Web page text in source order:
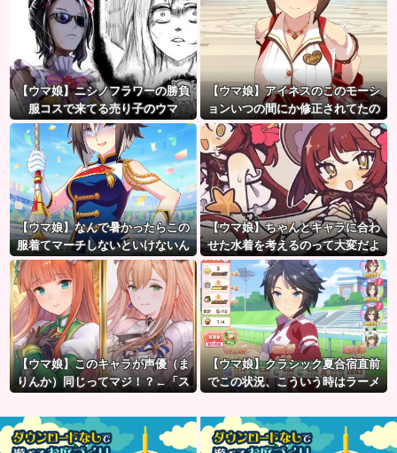
【ウマ娘】ニシノフラワーの勝負
服コスで来てる売り子のウマ
娘！？
【ウマ娘】アイネスのこのモーシ
ョンいつの間にか修正されてたの
か
【ウマ娘】なんで暑かったらこの
服着てマーチしないといけないん
だよぉ…
【ウマ娘】ちゃんとキャラに合わ
せた水着を考えるのって大変だよ
ね。
【ウマ娘】このキャラが声優（ま
りんか）同じってマジ！？←「ス
だと聞いて驚いたよ」
【ウマ娘】クラシック夏合宿直前
でこの状況、こういう時はラーメ